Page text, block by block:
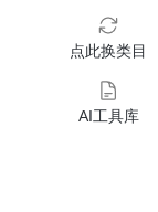
点此换类目
AI工具库